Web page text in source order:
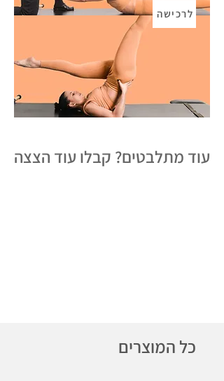
לרכישה
עוד מתלבטים? קבלו עוד הצצה
כל המוצרים